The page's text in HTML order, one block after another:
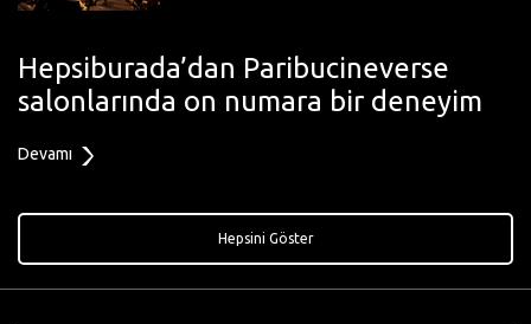
Hepsiburada’dan Paribucineverse
salonlarında on numara bir deneyim
Devamı
Hepsini Göster